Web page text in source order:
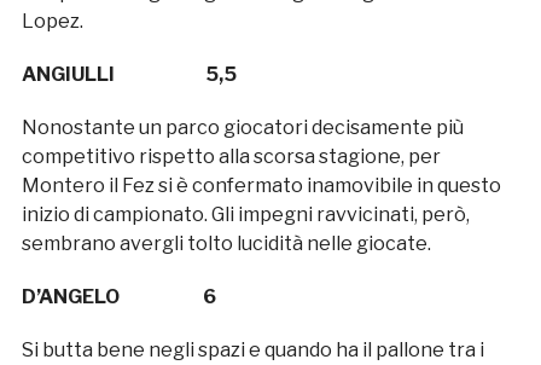
Lopez.
ANGIULLI 5,5
Nonostante un parco giocatori decisamente più
competitivo rispetto alla scorsa stagione, per
Montero il Fez si è confermato inamovibile in questo
inizio di campionato. Gli impegni ravvicinati, però,
sembrano avergli tolto lucidità nelle giocate.
D’ANGELO 6
Si butta bene negli spazi e quando ha il pallone tra i